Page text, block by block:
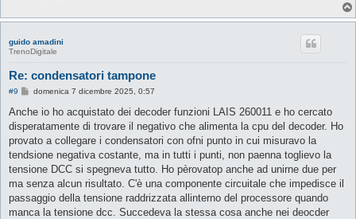
guido amadini
TrenoDigitale
Re: condensatori tampone
#9
M
s
a
g
i
o
domenica 7 dicembre 2025, 0:57
Anche io ho acquistato dei decoder funzioni LAIS 260011 e ho cercato
disperatamente di trovare il negativo che alimenta la cpu del decoder. Ho
provato a collegare i condensatori con ofni punto in cui misuravo la
tendsione negativa costante, ma in tutti i punti, non paenna toglievo la
tensione DCC si spegneva tutto. Ho pèrovatop anche ad unirne due per
ma senza alcun risultato. C'è una componente circuitale che impedisce il
passaggio della tensione raddrizzata allinterno del processore quando
manca la tensione dcc. Succedeva la stessa cosa anche nei deocder